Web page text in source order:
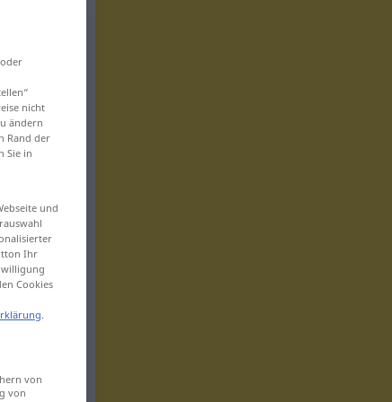
nicht
ändern
Rand der
Sie in
und
Ihr
Cookies
.
von
von